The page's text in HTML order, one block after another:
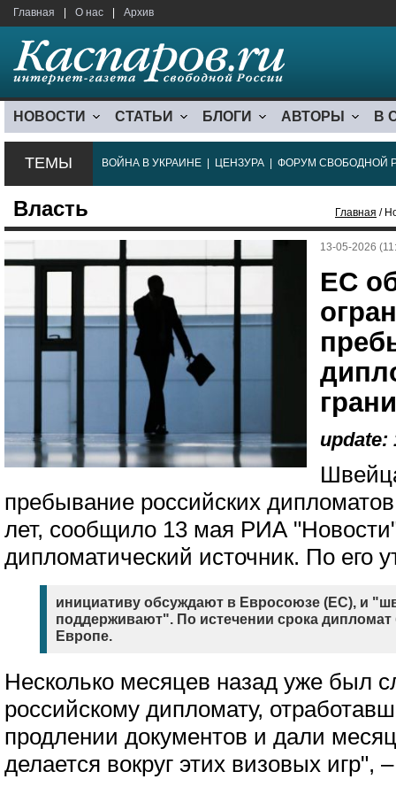
Главная О нас Архив
НОВОСТИ СТАТЬИ БЛОГИ АВТОРЫ В
ТЕМЫ ВОЙНА В УКРАИНЕ ЦЕНЗУРА ФОРУМ СВОБОДНОЙ
Власть Главная /
13-05-2026
ЕС
update:
пребывание российских
лет, сообщило 13 мая РИА
дипломатический источник. По его
инициативу обсуждают в Евросоюзе (ЕС), и
поддерживают". По истечении срока дипломат
Европе.
Несколько месяцев назад уже был
российскому дипломату,
продлении документов и дали
делается вокруг этих визовых игр",